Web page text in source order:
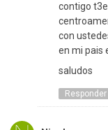
contigo
con
en mi pais
saludos
Responder